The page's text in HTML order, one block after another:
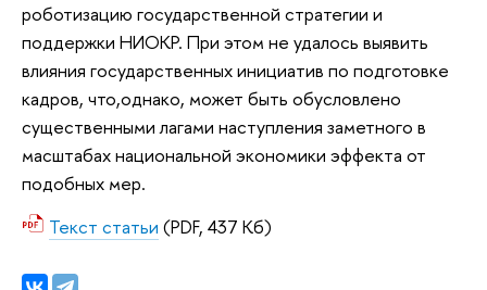
роботизацию государственной стратегии и
поддержки НИОКР. При этом не удалось выявить
влияния государственных инициатив по подготовке
кадров, что,однако, может быть обусловлено
существенными лагами наступления заметного в
масштабах национальной экономики эффекта от
подобных мер.
Текст статьи (PDF, 437 Кб)